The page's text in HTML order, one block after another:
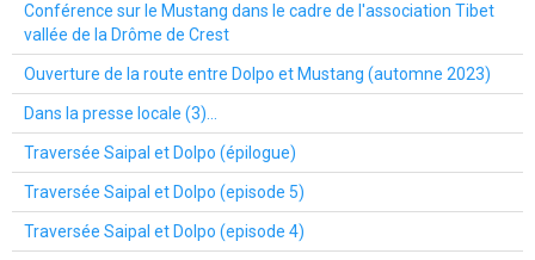
Conférence sur le Mustang dans le cadre de l'association Tibet
vallée de la Drôme de Crest
Ouverture de la route entre Dolpo et Mustang (automne 2023)
Dans la presse locale (3)...
Traversée Saipal et Dolpo (épilogue)
Traversée Saipal et Dolpo (episode 5)
Traversée Saipal et Dolpo (episode 4)